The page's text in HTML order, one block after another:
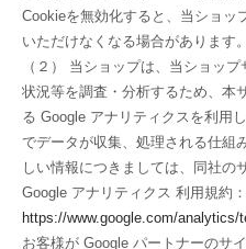
Cookieを無効化すると、当ショッ
いただけなくなる場合があります。
（２） 当ショップは、当ショッ
状況等を調査・分析するため、本
る Google アナリティクスを利用
でデータが収集、処理される仕組
しい情報につきましては、同社の
Google アナリティクス 利用規約：
https://www.google.com/analytics/
お客様が Google パートナーのサ